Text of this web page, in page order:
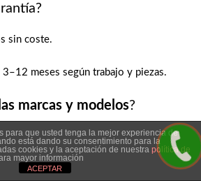
sin coste.
meses según trabajo y piezas.
marcas y modelos?
viabilidad.
marca y modelo.
para que usted tenga la mejor experiencia de
está dando su consentimiento para la
cookies y la aceptación de nuestra política de
mayor información
ACEPTAR